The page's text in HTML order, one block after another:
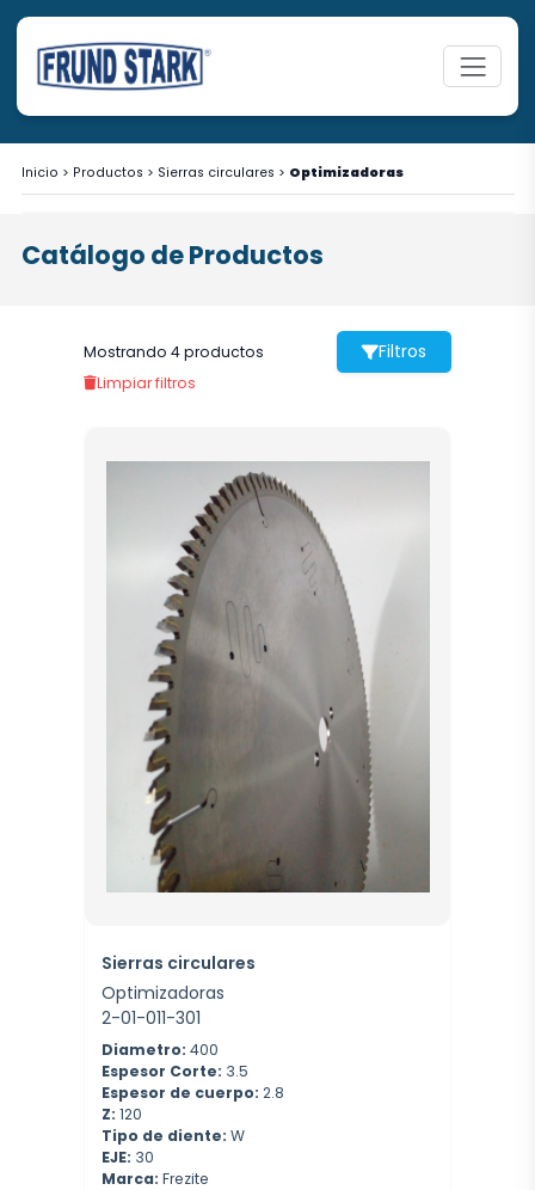
Inicio > Productos > Sierras circulares > Optimizadoras
Catálogo de Productos
Mostrando 4 productos Filtros
Limpiar filtros
Sierras circulares
Optimizadoras
2-01-011-301
Diametro: 400
Espesor Corte: 3.5
Espesor de cuerpo: 2.8
Z: 120
Tipo de diente: W
EJE: 30
Marca: Frezite